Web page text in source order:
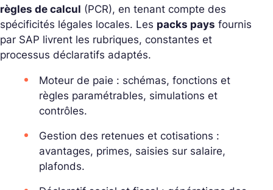
règles de calcul (PCR), en tenant compte des
spécificités légales locales. Les packs pays fournis
par SAP livrent les rubriques, constantes et
processus déclaratifs adaptés.
Moteur de paie : schémas, fonctions et
règles paramétrables, simulations et
contrôles.
Gestion des retenues et cotisations :
avantages, primes, saisies sur salaire,
plafonds.